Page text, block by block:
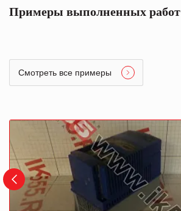
Примеры выполненных работ
Смотреть все примеры